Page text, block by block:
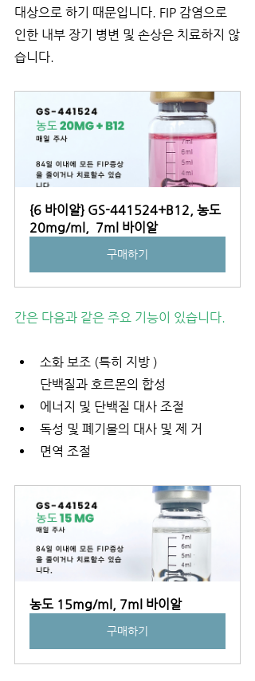
대상으로 하기 때문입니다. FIP 감염으로
인한 내부 장기 병변 및 손상은 치료하지 않
습니다.
{6 바이알} GS-441524+B12, 농도
20mg/ml,  7ml 바이알
구매하기
간은 다음과 같은 주요 기능이 있습니다.
소화 보조 (특히 지방 )
단백질과 호르몬의 합성
에너지 및 단백질 대사 조절
독성 및 폐기물의 대사 및 제 거
면역 조절
농도 15mg/ml, 7ml 바이알
구매하기